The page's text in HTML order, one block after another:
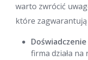
warto zwrócić
które
firma działa